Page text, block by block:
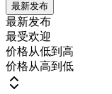
最新发布
最新发布
最受欢迎
价格从低到高
价格从高到低